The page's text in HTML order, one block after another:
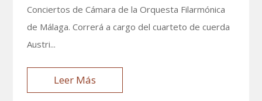
Conciertos de Cámara de la Orquesta Filarmónica
de Málaga. Correrá a cargo del cuarteto de cuerda
Austri...
Leer Más